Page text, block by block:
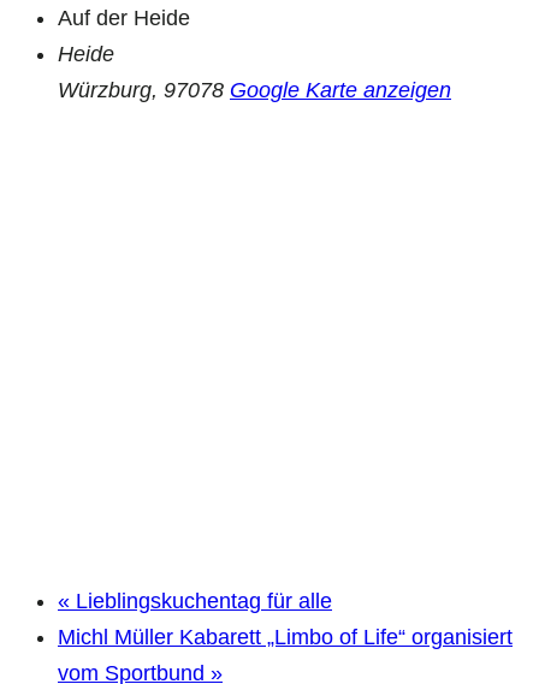
Auf der Heide
Heide
Würzburg, 97078 Google Karte anzeigen
« Lieblingskuchentag für alle
Michl Müller Kabarett „Limbo of Life“ organisiert
vom Sportbund »